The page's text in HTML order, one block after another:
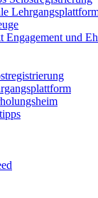
Engagement und